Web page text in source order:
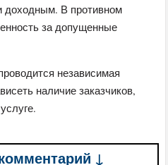
доходным. В противном
за допущенные
независимая
наличие заказчиков,
↓